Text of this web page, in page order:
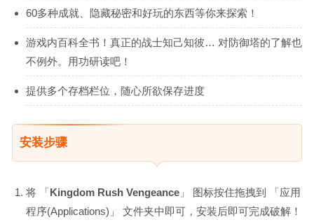
60多种成就、隐藏秘密和好玩的东西等你来探索！
游戏内百科全书！真正的战士知己知彼… 对防御塔的了解也
不例外。用功研读吧！
提供多个存档栏位，随心所欲保存进度
安装步骤
将 「Kingdom Rush Vengeance 」 图标按住拖拽到 「应用
程序(Applications)」 文件夹中即可，安装后即可完成破解！